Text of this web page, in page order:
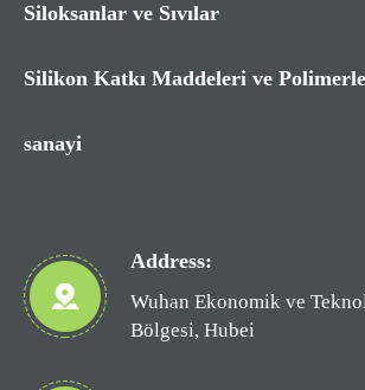
Siloksanlar ve Sıvılar
Silikon Katkı Maddeleri ve
sanayi
Address:
Wuhan Ekonomik ve
Bölgesi, Hubei